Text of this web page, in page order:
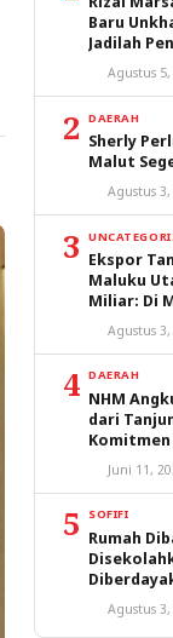
Baru
Jadilah
Ternate
Agustus
2 DAERAH
Sherly
Malut
Agustus
3 Ekspor
Maluku
Miliar: Di
Agustus
4 DAERAH
NHM
dari
Komitmen
Juni 11,
5 SOFIFI
Rumah
Agustus